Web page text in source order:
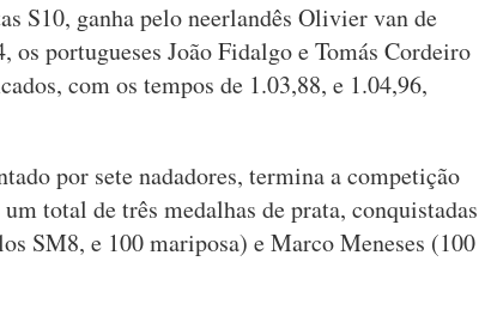
S10, ganha pelo neerlandês Olivier van de
os portugueses João Fidalgo e Tomás Cordeiro
com os tempos de 1.03,88, e 1.04,96,
por sete nadadores, termina a competição
total de três medalhas de prata, conquistadas
SM8, e 100 mariposa) e Marco Meneses (100